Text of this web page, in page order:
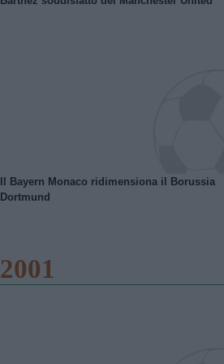
Il Bayern Monaco ridimensiona il Borussia
Dortmund
2001